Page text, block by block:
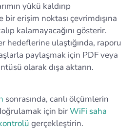
yükü kaldırıp
bir erişim noktası çevrimdışına
kalamayacağını gösterir.
hedeflerine ulaştığında, raporu
paylaşmak için PDF veya
olarak dışa aktarın.
sonrasında, canlı ölçümlerin
için birWiFi saha
gerçekleştirin.